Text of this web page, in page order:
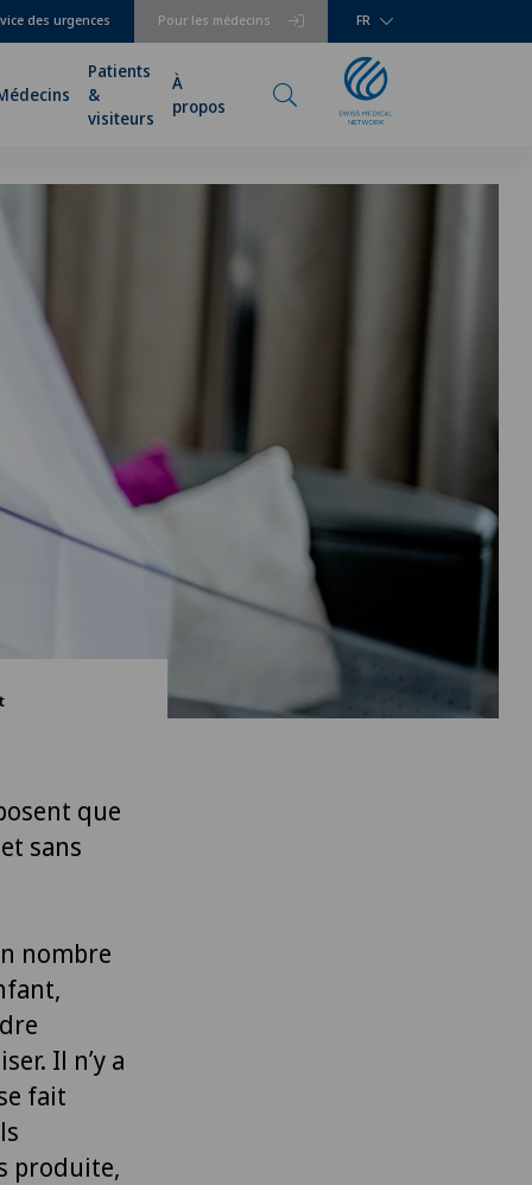
Pour les médecins
des urgences FR
Patients
&
visiteurs
À
propos
que
sans
nombre
Il n’y a
fait
produite,